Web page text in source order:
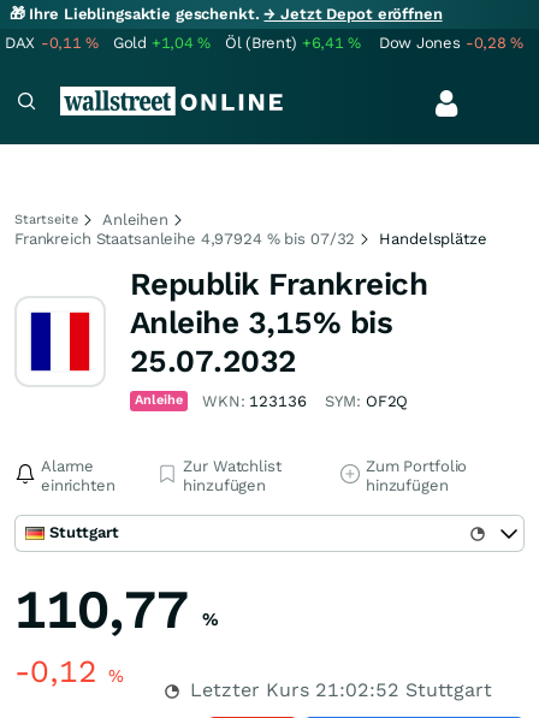
🎁 Ihre Lieblingsaktie geschenkt.→ Jetzt Depot eröffnen
DAX -0,11% Gold +1,04% Öl (Brent) +6,41% Dow Jones -0,28%
Startseite
Anleihen
Frankreich Staatsanleihe 4,97924 % bis 07/32
Handelsplätze
Republik Frankreich
Anleihe 3,15% bis
25.07.2032
Anleihe WKN: 123136 SYM: OF2Q
Alarme
einrichten
Zur Watchlist
hinzufügen
Zum Portfolio
hinzufügen
Stuttgart
110,77 %
-0,12 %
Letzter Kurs 21:02:52 Stuttgart